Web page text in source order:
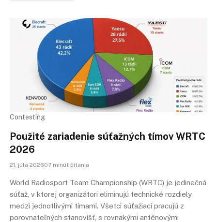
Contesting
Použité zariadenie súťažných tímov WRTC
2026
21. júla 202607 minút čítania
World Radiosport Team Championship (WRTC) je jedinečná
súťaž, v ktorej organizátori eliminujú technické rozdiely
medzi jednotlivými tímami. Všetci súťažiaci pracujú z
porovnateľných stanovíšť, s rovnakými anténovými